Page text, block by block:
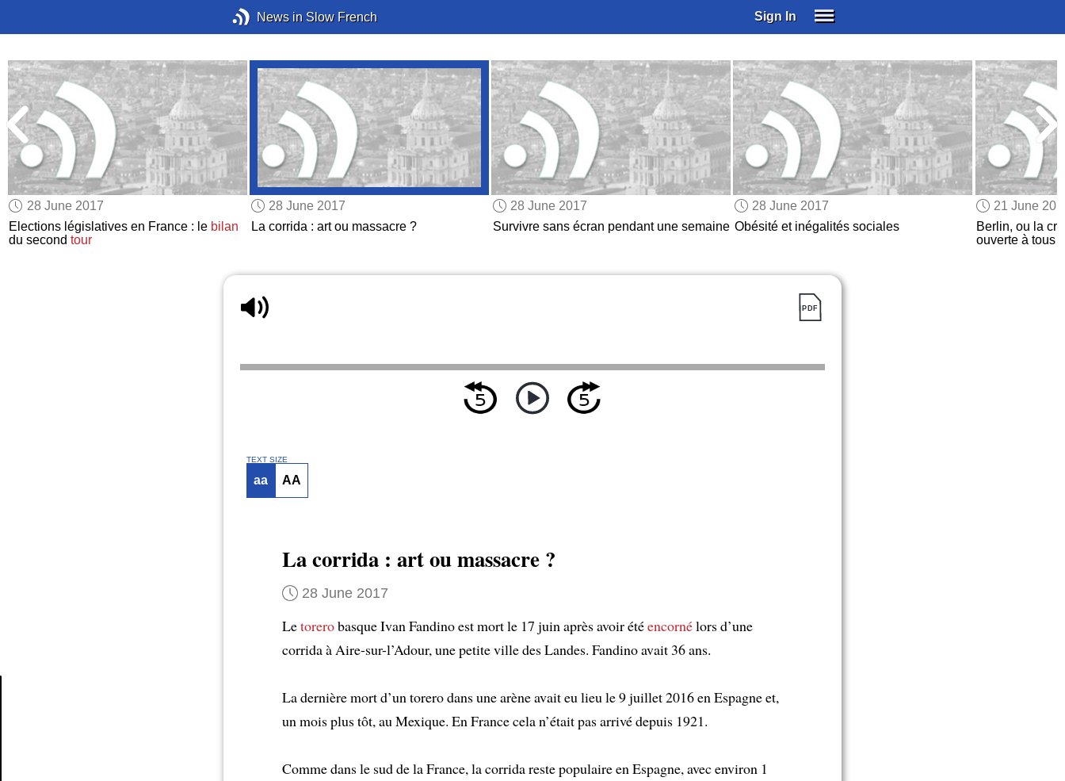
News in Slow French Sign In
SUBSCRIBE
EDUCATIONAL LICENSES
GIFT CARDS
OTHER LANGUAGES
ABOUT US
ALEXA
ADJUST COLORS
28 June 2017
Elections législatives en France : le bilan
du secondtour
28 June 2017
La corrida : art ou massacre ?
28 June 2017
Survivre sans écran pendant une semaine
28 June 2017
Obésité et inégalités sociales
21 June
Berlin, ou la
ouverte à tous
TEXT SIZE
aa AA
La corrida : art ou massacre ?
28 June 2017
Letorerobasque Ivan Fandino est mort le 17 juin après avoir étéencornélors d’une
corrida à Aire-sur-l’Adour, une petite ville des Landes. Fandino avait 36 ans.
La dernière mort d’un torero dans une arène avait eu lieu le 9 juillet 2016 en Espagne et,
un mois plus tôt, au Mexique. En France cela n’était pas arrivé depuis 1921.
Comme dans le sud de la France, la corrida reste populaire en Espagne, avec environ 1